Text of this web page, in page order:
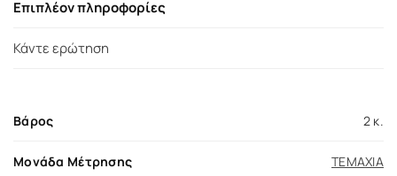
Επιπλέον πληροφορίες
Κάντε ερώτηση
Βάρος 2 κ.
Μονάδα Μέτρησης ΤΕΜΑΧΙΑ